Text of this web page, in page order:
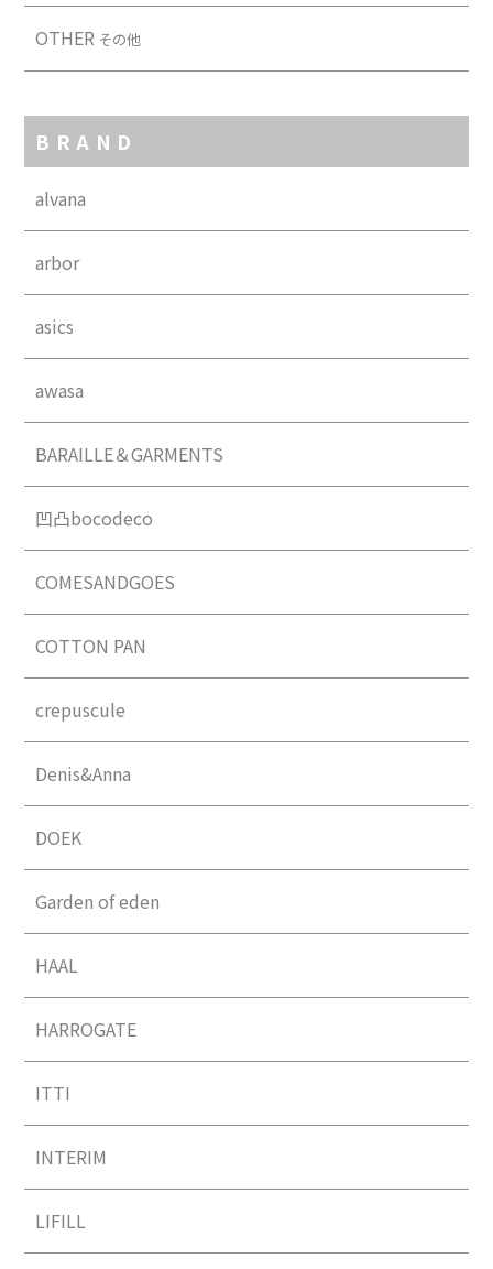
OTHER その他
BRAND
alvana
arbor
asics
awasa
BARAILLE＆GARMENTS
凹凸bocodeco
COMESANDGOES
COTTON PAN
crepuscule
Denis&Anna
DOEK
Garden of eden
HAAL
HARROGATE
ITTI
INTERIM
LIFILL